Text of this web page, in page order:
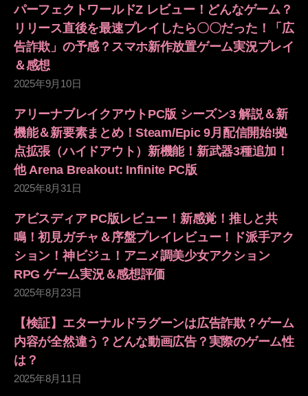
パーフェクトワールドZ レビュー！どんなゲーム？
リリース直後を最速プレイしたら〇〇だった！「広
告詐欺」の予感？スマホ新作放置ゲーム実況プレイ
＆感想
2025年9月10日
アリーナブレイクアウトPC版 シーズン3 解説＆新
機能＆新要素まとめ！Steam/Epic 9月配信開始!拠
点拡張（ハイドアウト）新機能！新武器3種追加！
他 Arena Breakout: Infinite PC版
2025年8月31日
アビスディア PC版レビュー！新感覚！推しと共
鳴！初見ガチャ＆序盤プレイレビュー！ド派手アク
ション！神ビジュ！アニメ調美少女アクション
RPG ゲーム実況＆感想評価
2025年8月23日
【検証】エターナルドラグーンは広告詐欺？ゲーム
内容が全然違う？どんな動画広告？実際のゲーム性
は？
2025年8月11日